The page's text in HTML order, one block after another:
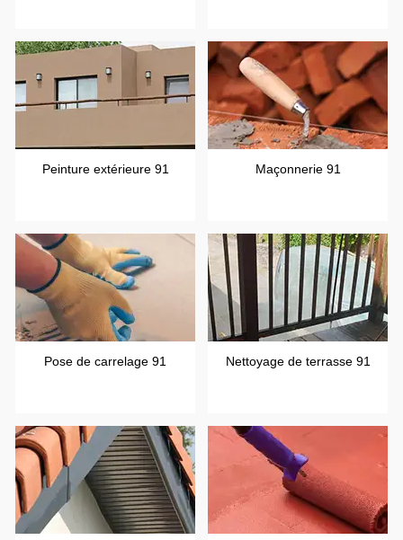
Peinture extérieure 91 Maçonnerie 91
Pose de carrelage 91 Nettoyage de terrasse 91